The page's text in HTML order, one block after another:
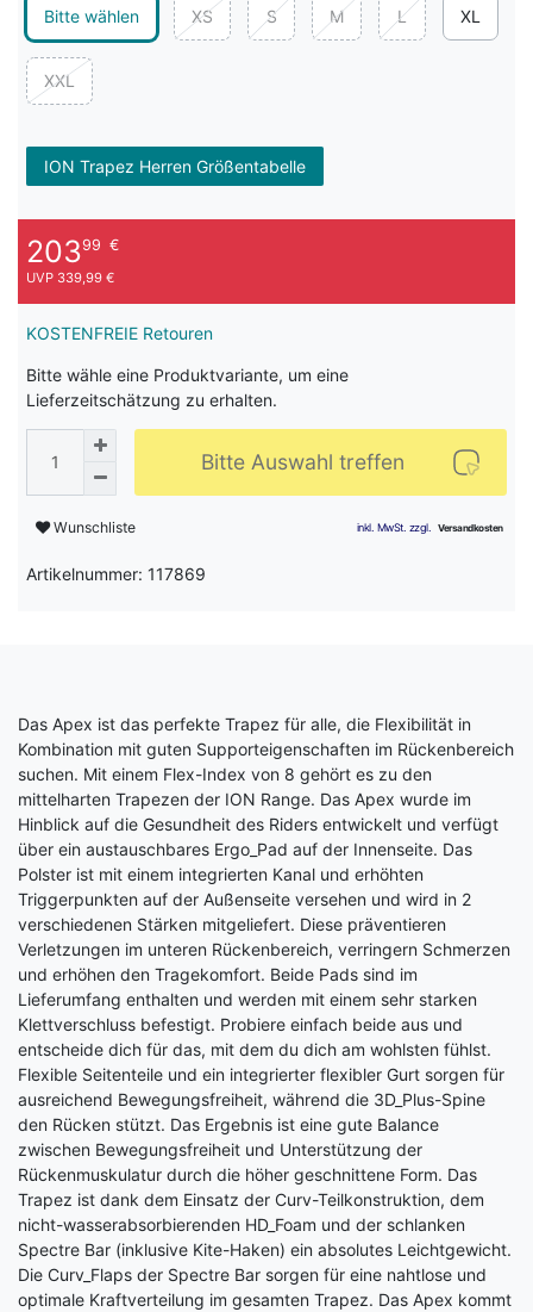
Bitte wählen XS S M L XL
XXL
ION Trapez Herren Größentabelle
20399 €
UVP 339,99 €
KOSTENFREIE Retouren
Bitte wähle eine Produktvariante, um eine
Lieferzeitschätzung zu erhalten.
Bitte Auswahl treffen
Wunschliste
Artikelnummer: 117869
Das Apex ist das perfekte Trapez für alle, die Flexibilität in
Kombination mit guten Supporteigenschaften im Rückenbereich
suchen. Mit einem Flex-Index von 8 gehört es zu den
mittelharten Trapezen der ION Range. Das Apex wurde im
Hinblick auf die Gesundheit des Riders entwickelt und verfügt
über ein austauschbares Ergo_Pad auf der Innenseite. Das
Polster ist mit einem integrierten Kanal und erhöhten
Triggerpunkten auf der Außenseite versehen und wird in 2
verschiedenen Stärken mitgeliefert. Diese präventieren
Verletzungen im unteren Rückenbereich, verringern Schmerzen
und erhöhen den Tragekomfort. Beide Pads sind im
Lieferumfang enthalten und werden mit einem sehr starken
Klettverschluss befestigt. Probiere einfach beide aus und
entscheide dich für das, mit dem du dich am wohlsten fühlst.
Flexible Seitenteile und ein integrierter flexibler Gurt sorgen für
ausreichend Bewegungsfreiheit, während die 3D_Plus-Spine
den Rücken stützt. Das Ergebnis ist eine gute Balance
zwischen Bewegungsfreiheit und Unterstützung der
Rückenmuskulatur durch die höher geschnittene Form. Das
Trapez ist dank dem Einsatz der Curv-Teilkonstruktion, dem
nicht-wasserabsorbierenden HD_Foam und der schlanken
Spectre Bar (inklusive Kite-Haken) ein absolutes Leichtgewicht.
Die Curv_Flaps der Spectre Bar sorgen für eine nahtlose und
optimale Kraftverteilung im gesamten Trapez. Das Apex kommt